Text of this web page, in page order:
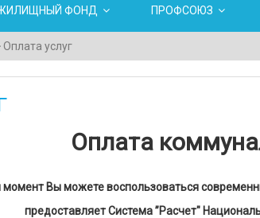
ФОНД ПРОФСОЮЗ
Оплата услуг
Оплата
момент Вы можете воспользоваться
предоставляет Система ”Расчет"